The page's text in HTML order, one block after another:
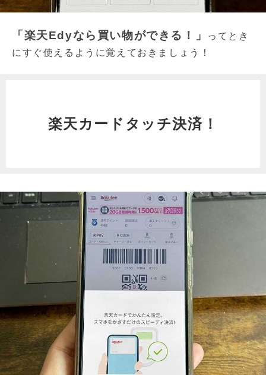
「楽天Edyなら買い物ができる！」
ってとき
にすぐ使えるように覚えておきましょう！
楽天カードタッチ決済！